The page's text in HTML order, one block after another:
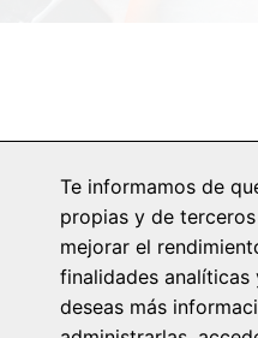
derechos
Nosotros Envíos
Aviso Legal
Te informamos de
propias y de
mejorar el
finalidades analíticas
deseas más